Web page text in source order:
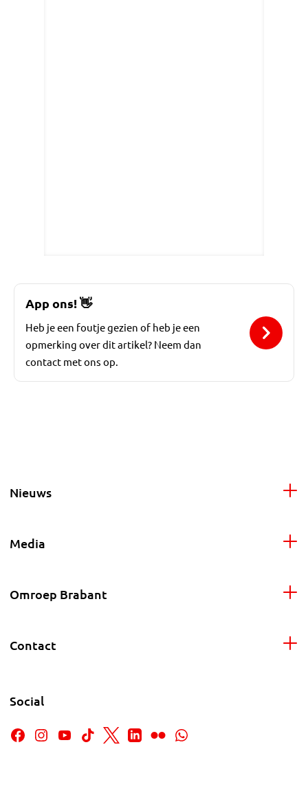
App ons!👋
Heb je een foutje gezien of heb je een
opmerking over dit artikel? Neem dan
contact met ons op.
Nieuws
Media
Omroep Brabant
Contact
Social